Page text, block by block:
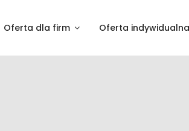
Oferta dla firm Oferta indywidualna